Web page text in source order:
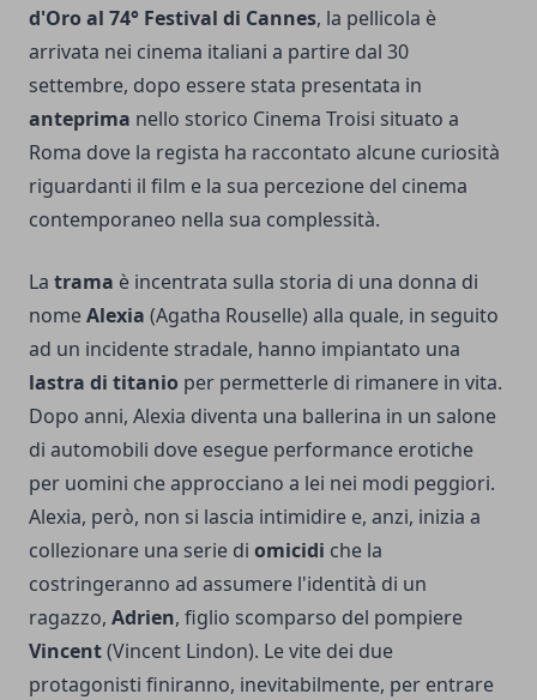
d'Oro al 74° Festival di Cannes, la pellicola è
arrivata nei cinema italiani a partire dal 30
settembre, dopo essere stata presentata in
anteprima nello storico Cinema Troisi situato a
Roma dove la regista ha raccontato alcune curiosità
riguardanti il film e la sua percezione del cinema
contemporaneo nella sua complessità.
La trama è incentrata sulla storia di una donna di
nomeAlexia (Agatha Rouselle) alla quale, in seguito
ad un incidente stradale, hanno impiantato una
lastra di titanio per permetterle di rimanere in vita.
Dopo anni, Alexia diventa una ballerina in un salone
di automobili dove esegue performance erotiche
per uomini che approcciano a lei nei modi peggiori.
Alexia, però, non si lascia intimidire e, anzi, inizia a
collezionare una serie di omicidi che la
costringeranno ad assumere l'identità di un
ragazzo, Adrien, figlio scomparso del pompiere
Vincent(Vincent Lindon). Le vite dei due
protagonisti finiranno, inevitabilmente, per entrare